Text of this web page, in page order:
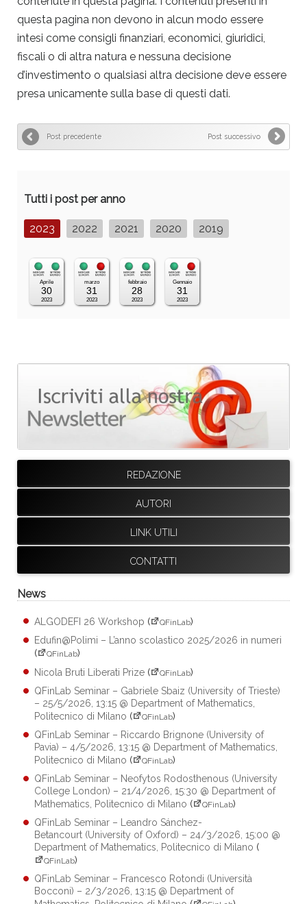
questa pagina non devono in alcun modo essere
intesi come consigli finanziari, economici, giuridici,
fiscali o di altra natura e nessuna decisione
d’investimento o qualsiasi altra decisione deve essere
presa unicamente sulla base di questi dati.
Post precedente Post successivo
Tutti i post per anno
2023 2022 2021 2020 2019
Aprile
30
2023
marzo
31
2023
febbraio
28
2023
Gennaio
31
2023
REDAZIONE
AUTORI
LINK UTILI
CONTATTI
News
ALGODEFI 26 Workshop ( QFinLab)
Edufin@Polimi – L’anno scolastico 2025/2026 in numeri
(
QFinLab)
Nicola Bruti Liberati Prize ( QFinLab)
QFinLab Seminar – Gabriele Sbaiz (University of Trieste)
– 25/5/2026, 13:15 @ Department of Mathematics,
Politecnico di Milano ( QFinLab)
QFinLab Seminar – Riccardo Brignone (University of
Pavia) – 4/5/2026, 13:15 @ Department of Mathematics,
Politecnico di Milano ( QFinLab)
QFinLab Seminar – Neofytos Rodosthenous (University
College London) – 21/4/2026, 15:30 @ Department of
Mathematics, Politecnico di Milano ( QFinLab)
QFinLab Seminar – Leandro Sánchez-
Betancourt (University of Oxford) – 24/3/2026, 15:00 @
Department of Mathematics, Politecnico di Milano (
QFinLab)
QFinLab Seminar – Francesco Rotondi (Università
Bocconi) – 2/3/2026, 13:15 @ Department of